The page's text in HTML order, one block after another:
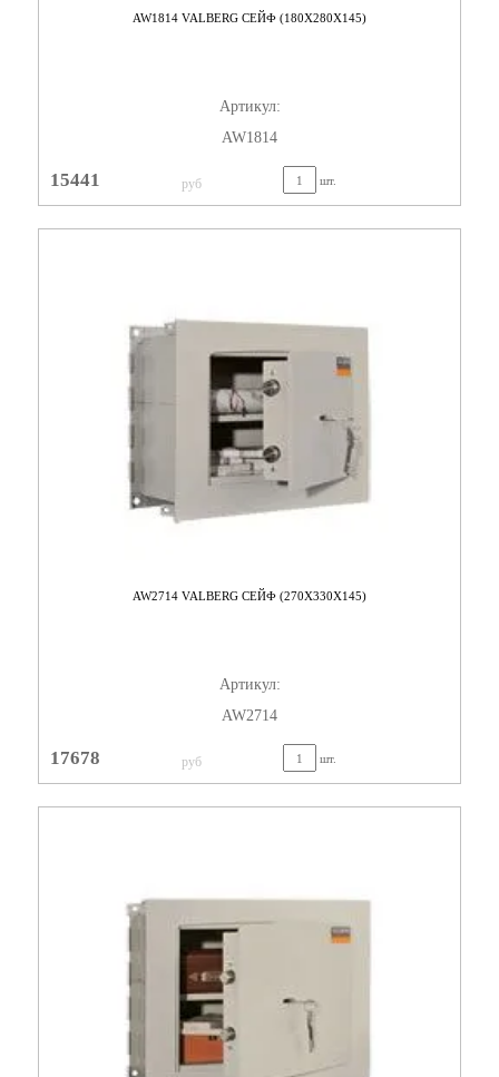
AW1814 VALBERG СЕЙФ (180X280X145)
Артикул:
AW1814
15441 руб шт.
AW2714 VALBERG СЕЙФ (270X330X145)
Артикул:
AW2714
17678 руб шт.